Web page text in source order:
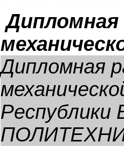
Дипломная
Дипломная